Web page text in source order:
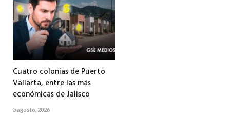
Cuatro colonias de Puerto
Vallarta, entre las más
económicas de Jalisco
5 agosto, 2026